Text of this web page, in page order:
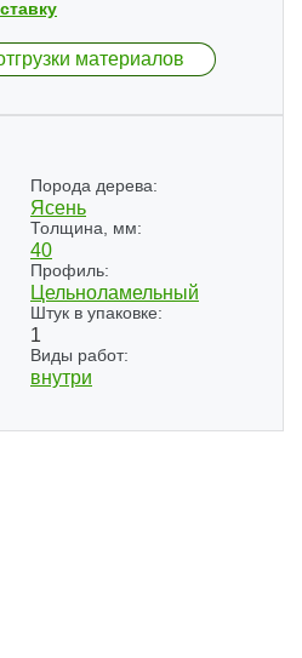
материалов
Порода дерева:
Ясень
Толщина, мм:
40
Профиль:
Цельноламельный
Штук в упаковке:
1
Виды работ:
внутри